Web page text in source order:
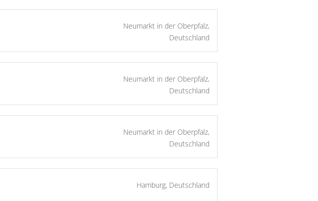
Neumarkt in der Oberpfalz,
Deutschland
Neumarkt in der Oberpfalz,
Deutschland
Neumarkt in der Oberpfalz,
Deutschland
Hamburg, Deutschland